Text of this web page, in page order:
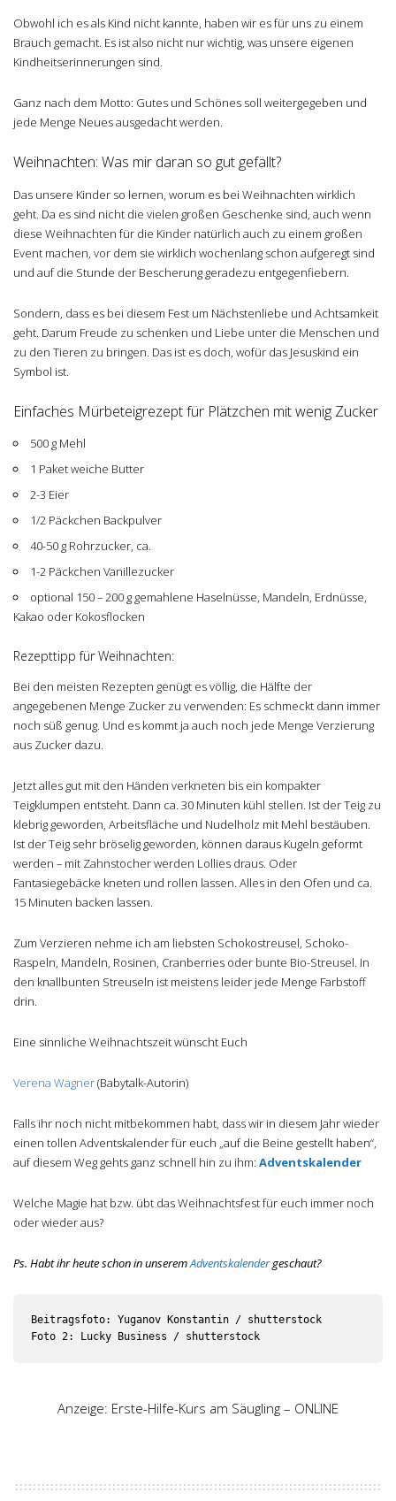
Obwohl ich es als Kind nicht kannte, haben wir es für uns zu einem
Brauch gemacht. Es ist also nicht nur wichtig, was unsere eigenen
Kindheitserinnerungen sind.
Ganz nach dem Motto: Gutes und Schönes soll weitergegeben und
jede Menge Neues ausgedacht werden.
Weihnachten: Was mir daran so gut gefällt?
Das unsere Kinder so lernen, worum es bei Weihnachten wirklich
geht. Da es sind nicht die vielen großen Geschenke sind, auch wenn
diese Weihnachten für die Kinder natürlich auch zu einem großen
Event machen, vor dem sie wirklich wochenlang schon aufgeregt sind
und auf die Stunde der Bescherung geradezu entgegenfiebern.
Sondern, dass es bei diesem Fest um Nächstenliebe und Achtsamkeit
geht. Darum Freude zu schenken und Liebe unter die Menschen und
zu den Tieren zu bringen. Das ist es doch, wofür das Jesuskind ein
Symbol ist.
Einfaches Mürbeteigrezept für Plätzchen mit wenig Zucker
500 g Mehl
1 Paket weiche Butter
2-3 Eier
1/2 Päckchen Backpulver
40-50 g Rohrzucker, ca.
1-2 Päckchen Vanillezucker
optional 150 – 200 g gemahlene Haselnüsse, Mandeln, Erdnüsse,
Kakao oder Kokosflocken
Rezepttipp für Weihnachten:
Bei den meisten Rezepten genügt es völlig, die Hälfte der
angegebenen Menge Zucker zu verwenden: Es schmeckt dann immer
noch süß genug. Und es kommt ja auch noch jede Menge Verzierung
aus Zucker dazu.
Jetzt alles gut mit den Händen verkneten bis ein kompakter
Teigklumpen entsteht. Dann ca. 30 Minuten kühl stellen. Ist der Teig zu
klebrig geworden, Arbeitsfläche und Nudelholz mit Mehl bestäuben.
Ist der Teig sehr bröselig geworden, können daraus Kugeln geformt
werden – mit Zahnstocher werden Lollies draus. Oder
Fantasiegebäcke kneten und rollen lassen. Alles in den Ofen und ca.
15 Minuten backen lassen.
Zum Verzieren nehme ich am liebsten Schokostreusel, Schoko-
Raspeln, Mandeln, Rosinen, Cranberries oder bunte Bio-Streusel. In
den knallbunten Streuseln ist meistens leider jede Menge Farbstoff
drin.
Eine sinnliche Weihnachtszeit wünscht Euch
Verena Wagner(Babytalk-Autorin)
Falls ihr noch nicht mitbekommen habt, dass wir in diesem Jahr wieder
einen tollen Adventskalender für euch „auf die Beine gestellt haben“,
auf diesem Weg gehts ganz schnell hin zu ihm: Adventskalender
Welche Magie hat bzw. übt das Weihnachtsfest für euch immer noch
oder wieder aus?
Ps. Habt ihr heute schon in unseremAdventskalendergeschaut?
Beitragsfoto: Yuganov Konstantin / shutterstock
Foto 2: Lucky Business / shutterstock
Anzeige: Erste-Hilfe-Kurs am Säugling – ONLINE